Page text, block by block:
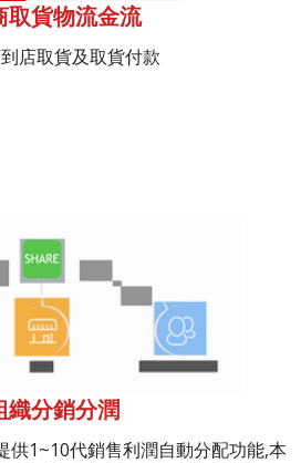
取貨物流金流
店取貨及取貨付款
織分銷分潤
供1~10代銷售利潤自動分配功能,本